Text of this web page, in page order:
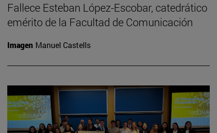
Fallece Esteban López-Escobar, catedrático
emérito de la Facultad de Comunicación
Imagen Manuel Castells